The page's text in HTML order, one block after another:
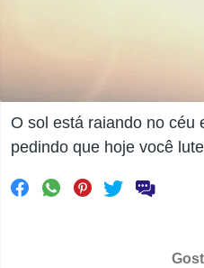
O sol está raiando no céu
pedindo que hoje você